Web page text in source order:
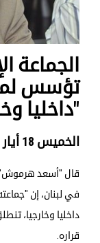
الجماعة
تؤسس
"داخليا
الخميس 18 أيار 2017
قال "أسعد
في لبنان، إن
داخليا وخارجيا،
قراره.